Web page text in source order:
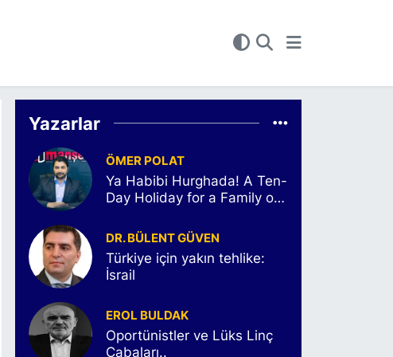
Yazarlar
ÖMER POLAT
Ya Habibi Hurghada! A Ten-
Day Holiday for a Family of
DR. BÜLENT GÜVEN
Türkiye için yakın tehlike:
İsrail
EROL BULDAK
Oportünistler ve Lüks Linç
Çabaları..